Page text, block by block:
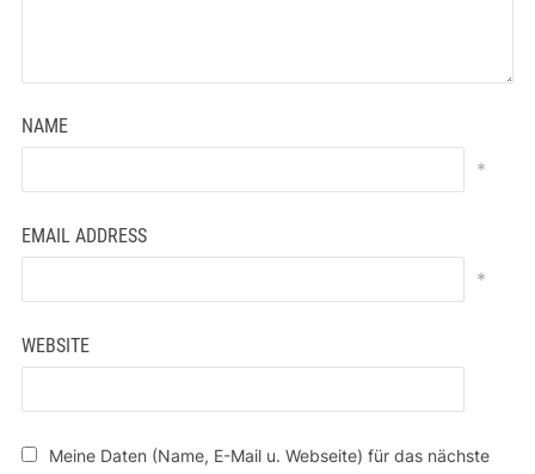
NAME
*
EMAIL ADDRESS
*
WEBSITE
Meine Daten (Name, E-Mail u. Webseite) für das nächste